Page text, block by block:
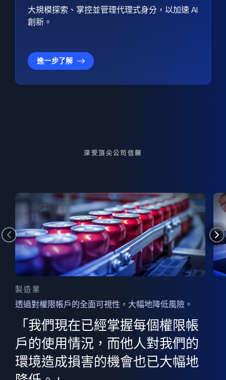
大規模探索、掌控並管理代理式身分，以加速 AI
創新。
進一步了解
深受頂尖公司信賴
製造業
透過對權限帳戶的全面可視性，大幅地降低風險。
「我們現在已經掌握每個權限帳
戶的使用情況，而他人對我們的
環境造成損害的機會也已大幅地